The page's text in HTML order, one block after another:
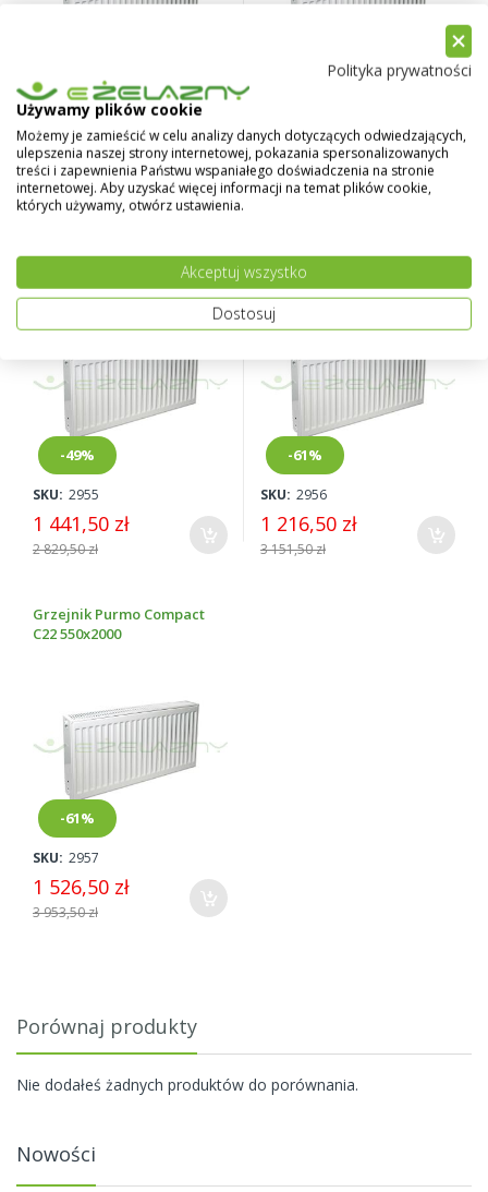
-66%
SKU: 2953
810,50 zł 2 413,50 zł
SKU: 2954
1 126,50 zł
2 921,50 zł
Grzejnik Purmo Compact
-49%
SKU: 2955
1 441,50 zł
2 829,50 zł
Grzejnik Purmo Compact
C22 550x1800
-61%
SKU: 2956
1 216,50 zł
3 151,50 zł
Grzejnik Purmo Compact
C22 550x2000
-61%
SKU: 2957
1 526,50 zł
3 953,50 zł
Porównaj produkty
Nie dodałeś żadnych produktów do porównania.
Nowości
Polityka prywatności
Używamy plików cookie
Możemy je zamieścić w celu analizy danych dotyczących odwiedzających,
ulepszenia naszej strony internetowej, pokazania spersonalizowanych
treści i zapewnienia Państwu wspaniałego doświadczenia na stronie
internetowej. Aby uzyskać więcej informacji na temat plików cookie,
których używamy, otwórz ustawienia.
Akceptuj wszystko
Dostosuj